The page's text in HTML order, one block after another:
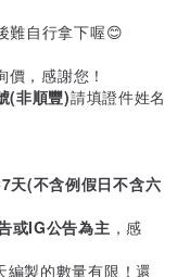
難自行拿下喔😊
，感謝您！
(非順豐)請填證件姓名
天(不含例假日不含六
或IG公告為主 ，感
編製的數量有限！還